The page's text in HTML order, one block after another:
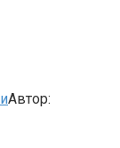
Автор: